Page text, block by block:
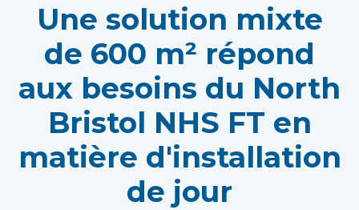
Une solution mixte
de 600 m² répond
aux besoins du North
Bristol NHS FT en
matière d'installation
de jour